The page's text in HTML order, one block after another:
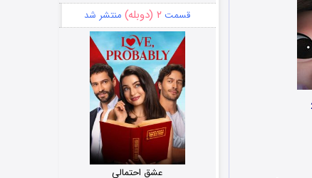
قسمت ۲ (دوبله) منتشر شد
عشق احتمالی